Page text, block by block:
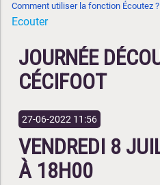
Comment utiliser la fonction Écoutez ?
Ecouter
JOURNÉE
CÉCIFOOT
27-06-2022 11:56
VENDREDI 8
À 18H00